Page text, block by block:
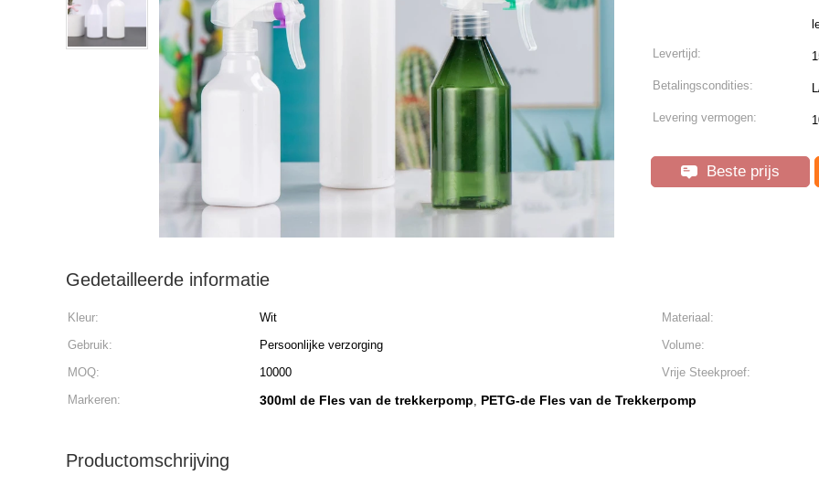
Levertijd:
Betalingscondities:
Levering vermogen:
Beste prijs
Gedetailleerde informatie
Kleur: Wit Materiaal:
Gebruik:
Persoonlijke verzorging Volume:
MOQ:
10000 Vrije Steekproef:
Markeren:
300ml de Fles van de trekkerpomp, PETG-de Fles van de Trekkerpomp
Productomschrijving